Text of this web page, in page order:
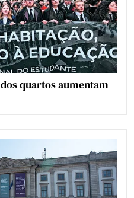
quartos aumentam